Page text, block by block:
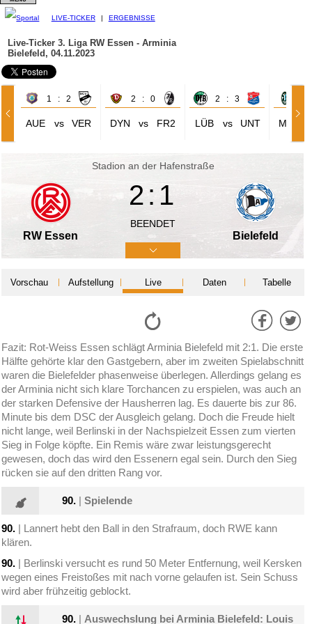
LIVE-TICKER | ERGEBNISSE
Live-Ticker 3. Liga RW Essen - Arminia
Bielefeld, 04.11.2023
1 : 2
AUE vs VER
2 : 0
DYN vs FR2
2 : 3
LÜB vs UNT M60
Stadion an der Hafenstraße
RW Essen
2:1
BEENDET
Bielefeld
Vorschau Aufstellung Live Daten Tabelle
Fazit: Rot-Weiss Essen schlägt Arminia Bielefeld mit 2:1. Die erste
Hälfte gehörte klar den Gastgebern, aber im zweiten Spielabschnitt
waren die Bielefelder phasenweise überlegen. Allerdings gelang es
der Arminia nicht sich klare Torchancen zu erspielen, was auch an
der starken Defensive der Hausherren lag. Es dauerte bis zur 86.
Minute bis dem DSC der Ausgleich gelang. Doch die Freude hielt
nicht lange, weil Berlinski in der Nachspielzeit Essen zum vierten
Sieg in Folge köpfte. Ein Remis wäre zwar leistungsgerecht
gewesen, doch das wird den Essenern egal sein. Durch den Sieg
rücken sie auf den dritten Rang vor.
90. |Spielende
90. | Lannert hebt den Ball in den Strafraum, doch RWE kann
klären.
90. | Berlinski versucht es rund 50 Meter Entfernung, weil Kersken
wegen eines Freistoßes mit nach vorne gelaufen ist. Sein Schuss
wird aber frühzeitig geblockt.
90. | Auswechslung bei Arminia Bielefeld: Louis